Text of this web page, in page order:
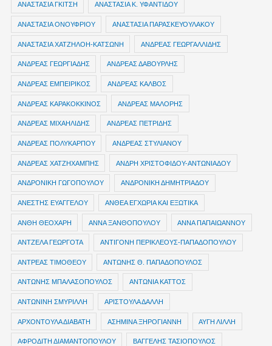
ΑΝΑΣΤΑΣΙΑ ΓΚΙΤΣΗ ΑΝΑΣΤΑΣΙΑ Κ. ΥΦΑΝΤΙΔΟΥ
ΑΝΑΣΤΑΣΙΑ ΟΝΟΥΦΡΙΟΥ ΑΝΑΣΤΑΣΙΑ ΠΑΡΑΣΚΕΥΟΥΛΑΚΟΥ
ΑΝΑΣΤΑΣΙΑ ΧΑΤΖΗΛΟΗ-ΚΑΤΣΩΝΗ ΑΝΔΡΕΑΣ ΓΕΩΡΓΑΛΛΙΔΗΣ
ΑΝΔΡΕΑΣ ΓΕΩΡΓΙΑΔΗΣ ΑΝΔΡΕΑΣ ΔΑΒΟΥΡΛΗΣ
ΑΝΔΡΕΑΣ ΕΜΠΕΙΡΙΚΟΣ ΑΝΔΡΕΑΣ ΚΑΛΒΟΣ
ΑΝΔΡΕΑΣ ΚΑΡΑΚΟΚΚΙΝΟΣ ΑΝΔΡΕΑΣ ΜΑΛΟΡΗΣ
ΑΝΔΡΕΑΣ ΜΙΧΑΗΛΙΔΗΣ ΑΝΔΡΕΑΣ ΠΕΤΡΙΔΗΣ
ΑΝΔΡΕΑΣ ΠΟΛΥΚΑΡΠΟΥ ΑΝΔΡΕΑΣ ΣΤΥΛΙΑΝΟΥ
ΑΝΔΡΕΑΣ ΧΑΤΖΗΧΑΜΠΗΣ ΑΝΔΡΗ ΧΡΙΣΤΟΦΙΔΟΥ-ΑΝΤΩΝΙΑΔΟΥ
ΑΝΔΡΟΝΙΚΗ ΓΩΓΟΠΟΥΛΟΥ ΑΝΔΡΟΝΙΚΗ ΔΗΜΗΤΡΙΑΔΟΥ
ΑΝΕΣΤΗΣ ΕΥΑΓΓΕΛΟΥ ΑΝΘΕΑ ΕΓΧΩΡΙΑ ΚΑΙ ΕΞΩΤΙΚΑ
ΑΝΘΗ ΘΕΟΧΑΡΗ ΑΝΝΑ ΞΑΝΘΟΠΟΥΛΟΥ ΑΝΝΑ ΠΑΠΑΙΩΑΝΝΟΥ
ΑΝΤΖΕΛΑ ΓΕΩΡΓΟΤΑ ΑΝΤΙΓΟΝΗ ΠΕΡΙΚΛΕΟΥΣ-ΠΑΠΑΔΟΠΟΥΛΟΥ
ΑΝΤΡΕΑΣ ΤΙΜΟΘΕΟΥ ΑΝΤΩΝΗΣ Θ. ΠΑΠΑΔΟΠΟΥΛΟΣ
ΑΝΤΩΝΗΣ ΜΠΑΛΑΣΟΠΟΥΛΟΣ ΑΝΤΩΝΙΑ ΚΑΤΤΟΣ
ΑΝΤΩΝΙΝΗ ΣΜΥΡΙΛΛΗ ΑΡΙΣΤΟΥΛΑ ΔΑΛΛΗ
ΑΡΧΟΝΤΟΥΛΑ ΔΙΑΒΑΤΗ ΑΣΗΜΙΝΑ ΞΗΡΟΓΙΑΝΝΗ ΑΥΓΗ ΛΙΛΛΗ
ΑΦΡΟΔΙΤΗ ΔΙΑΜΑΝΤΟΠΟΥΛΟΥ ΒΑΓΓΕΛΗΣ ΤΑΣΙΟΠΟΥΛΟΣ